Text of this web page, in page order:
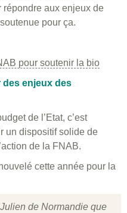
aux enjeux de
pour ça.
pour soutenir la bio
des enjeux des
de l’Etat, c’est
un dispositif solide de
de la FNAB.
cette année pour la
de Normandie que